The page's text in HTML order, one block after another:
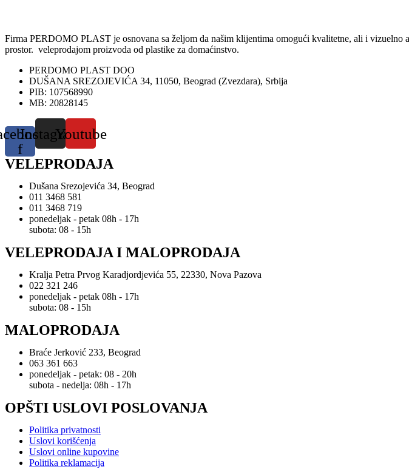
Firma PERDOMO PLAST je osnovana sa željom da našim klijentima omogući kvalitetne, ali i
prostor. veleprodajom proizvoda od plastike za domaćinstvo.
PERDOMO PLAST DOO
DUŠANA SREZOJEVIĆA 34, 11050, Beograd (Zvezdara), Srbija
PIB: 107568990
MB: 20828145
f
InstagramYoutube
VELEPRODAJA
Dušana Srezojevića 34, Beograd
011 3468 581
011 3468 719
ponedeljak - petak 08h - 17h
subota: 08 - 15h
VELEPRODAJA I MALOPRODAJA
Kralja Petra Prvog Karadjordjevića 55, 22330, Nova Pazova
022 321 246
ponedeljak - petak 08h - 17h
subota: 08 - 15h
MALOPRODAJA
Braće Jerković 233, Beograd
063 361 663
ponedeljak - petak: 08 - 20h
subota - nedelja: 08h - 17h
OPŠTI USLOVI POSLOVANJA
Politika privatnosti
Uslovi korišćenja
Uslovi online kupovine
Politika reklamacija